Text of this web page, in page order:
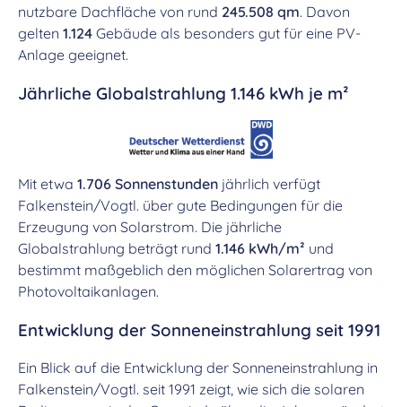
nutzbare Dachfläche von rund 245.508 qm. Davon
gelten 1.124 Gebäude als besonders gut für eine PV-
Anlage geeignet.
Jährliche Globalstrahlung 1.146 kWh je m²
Mit etwa 1.706 Sonnenstunden jährlich verfügt
Falkenstein/Vogtl. über gute Bedingungen für die
Erzeugung von Solarstrom. Die jährliche
Globalstrahlung beträgt rund 1.146 kWh/m² und
bestimmt maßgeblich den möglichen Solarertrag von
Photovoltaikanlagen.
Entwicklung der Sonneneinstrahlung seit 1991
Ein Blick auf die Entwicklung der Sonneneinstrahlung in
Falkenstein/Vogtl. seit 1991 zeigt, wie sich die solaren